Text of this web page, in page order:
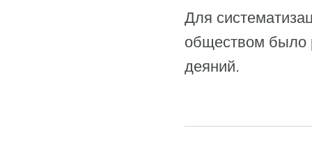
Для
обществом было
деяний.